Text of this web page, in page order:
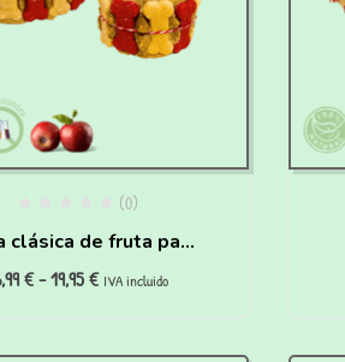
(0)
clásica de fruta para
perros
€-19,95€ IVA incluido